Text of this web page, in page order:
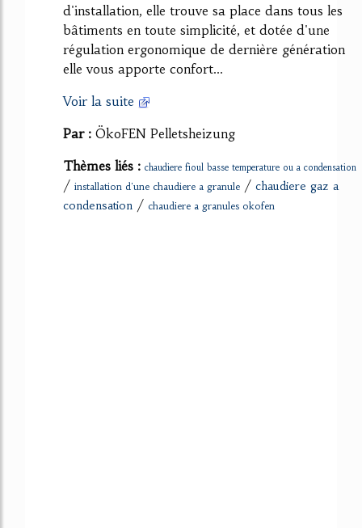
d'installation, elle trouve sa place dans tous les
bâtiments en toute simplicité, et dotée d'une
régulation ergonomique de dernière génération
elle vous apporte confort...
Voir la suite
Par : ÖkoFEN Pelletsheizung
Thèmes liés : chaudiere fioul basse temperature ou a condensation
/ installation d'une chaudiere a granule / chaudiere gaz a
condensation / chaudiere a granules okofen